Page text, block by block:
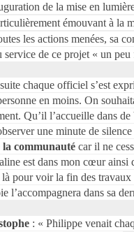
de la mise en
émouvant à la
les actions menées, sa
service de ce projet « un
chaque officiel s’est
en moins. On
Qu’il l’accueille dans
une minute de
la communauté car il ne
est dans mon cœur ainsi
pour voir la fin des
l’accompagnera dans sa
: « Philippe venait